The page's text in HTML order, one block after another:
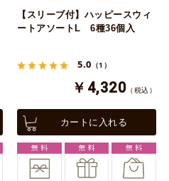
【スリーブ付】ハッピースウィ
ートアソートL 6種36個入
5.0 （1）
￥4,320 （税込）
カートに入れる